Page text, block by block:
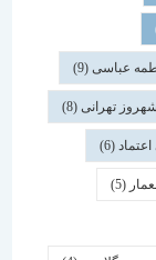
(9)
(8)